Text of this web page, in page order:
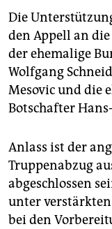
Die
den Appell an
der ehemalige
Wolfgang
Mesovic und die
Botschafter
Anlass ist der
Truppenabzug
abgeschlossen
unter
bei den